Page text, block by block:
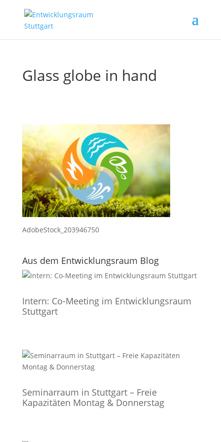
Glass globe in hand
AdobeStock_203946750
Aus dem Entwicklungsraum Blog
Intern: Co-Meeting im Entwicklungsraum
Stuttgart
Seminarraum in Stuttgart – Freie
Kapazitäten Montag & Donnerstag